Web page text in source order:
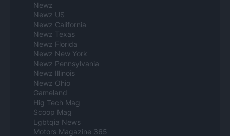
Newz
Newz US
Newz California
Newz Texas
Newz Florida
Newz New York
Newz Pennsylvania
Newz Illinois
Newz Ohio
Gameland
Hig Tech Mag
Scoop Mag
Lgbtqia News
Motors Magazine 365